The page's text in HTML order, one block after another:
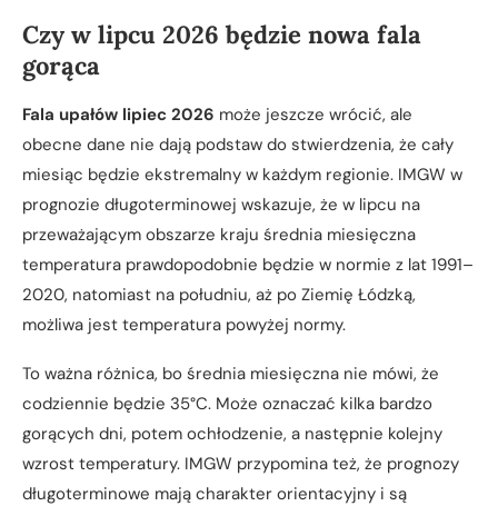
Czy w lipcu 2026 będzie nowa fala
gorąca
Fala upałów lipiec 2026 może jeszcze wrócić, ale
obecne dane nie dają podstaw do stwierdzenia, że cały
miesiąc będzie ekstremalny w każdym regionie. IMGW w
prognozie długoterminowej wskazuje, że w lipcu na
przeważającym obszarze kraju średnia miesięczna
temperatura prawdopodobnie będzie w normie z lat 1991–
2020, natomiast na południu, aż po Ziemię Łódzką,
możliwa jest temperatura powyżej normy.
To ważna różnica, bo średnia miesięczna nie mówi, że
codziennie będzie 35°C. Może oznaczać kilka bardzo
gorących dni, potem ochłodzenie, a następnie kolejny
wzrost temperatury. IMGW przypomina też, że prognozy
długoterminowe mają charakter orientacyjny i są